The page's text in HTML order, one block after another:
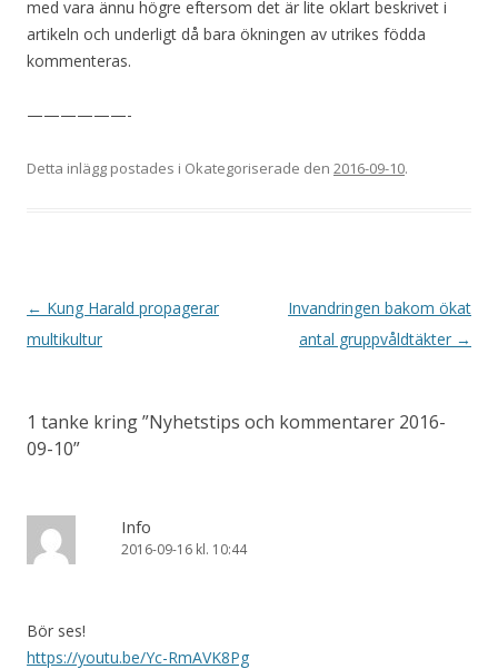
med vara ännu högre eftersom det är lite oklart beskrivet i
artikeln och underligt då bara ökningen av utrikes födda
kommenteras.
——————-
Detta inlägg postades i Okategoriserade den 2016-09-10.
Inläggsnavigering
← Kung Harald propagerar
multikultur
Invandringen bakom ökat
antal gruppvåldtäkter →
1 tanke kring ”Nyhetstips och kommentarer 2016-
09-10”
Info
2016-09-16 kl. 10:44
Bör ses!
https://youtu.be/Yc-RmAVK8Pg